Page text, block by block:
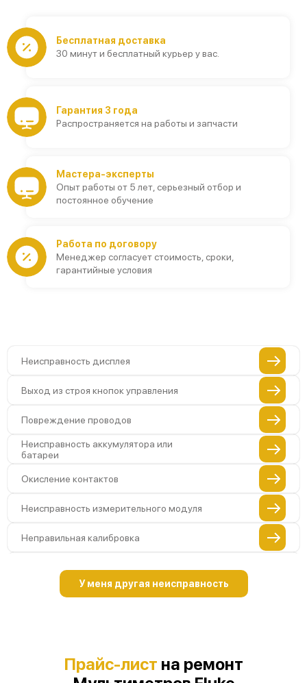
Бесплатная доставка
30 минут и бесплатный курьер у вас.
Гарантия 3 года
Распространяется на работы и запчасти
Мастера-эксперты
Опыт работы от 5 лет, серьезный отбор и
постоянное обучение
Работа по договору
Менеджер согласует стоимость, сроки,
гарантийные условия
Неисправность дисплея
Выход из строя кнопок управления
Повреждение проводов
Неисправность аккумулятора или
батареи
Окисление контактов
Неисправность измерительного модуля
Неправильная калибровка
Неисправность датчика напряжения
Поломка переключателя диапазонов
У меня другая неисправность
Прайс-лист на ремонт